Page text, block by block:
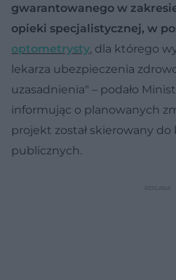
gwarantowanego w
opieki specjalistycznej, w
optometrysty, dla którego
lekarza ubezpieczenia
uzasadnienia" – podało
informując o planowanych
projekt został skierowany
publicznych.